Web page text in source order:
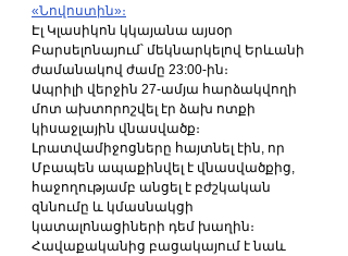
«Նովոստին»։
Էլ Կլասիկոն կկայանա այսօր
Բարսելոնայում՝ մեկնարկելով Երևանի
ժամանակով ժամը 23:00-ին։
Ապրիլի վերջին 27-ամյա հարձակվողի
մոտ ախտորոշվել էր ձախ ոտքի
կիսաջլային վնասվածք։
Լրատվամիջոցները հայտնել էին, որ
Մբապեն ապաքինվել է վնասվածքից,
հաջողությամբ անցել է բժշկական
զննումը և կմասնակցի
կատալոնացիների դեմ խաղին։
Հավաքականից բացակայում է նաև